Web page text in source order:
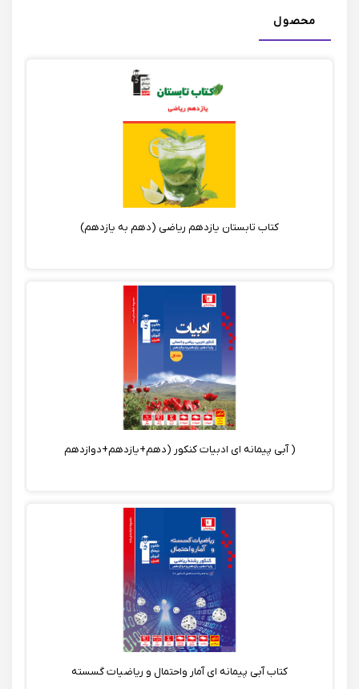
محصول
کتاب تابستان یازدهم ریاضی (دهم به یازدهم)
( آبی پیمانه ای ادبیات کنکور (دهم+یازدهم+دوازدهم
کتاب آبی پیمانه ای آمار واحتمال و ریاضیات گسسته